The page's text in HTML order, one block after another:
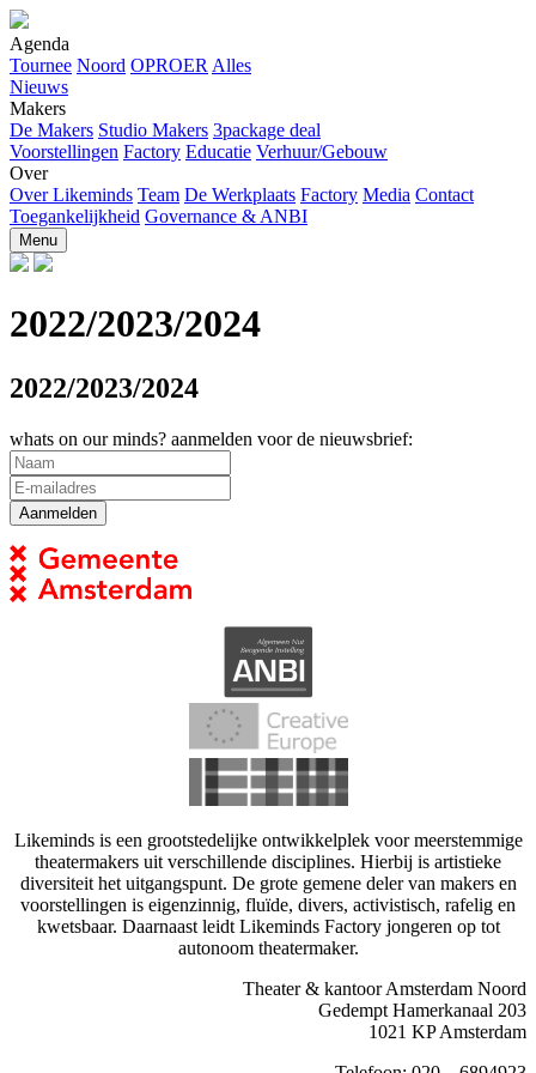
Agenda
Tournee Noord OPROER Alles
Nieuws
Makers
De Makers Studio Makers 3package deal
Voorstellingen Factory Educatie Verhuur/Gebouw
Over
Over Likeminds Team De Werkplaats Factory Media Contact
Toegankelijkheid Governance & ANBI
Menu
2022/2023/2024
2022/2023/2024
whats on our minds? aanmelden voor de nieuwsbrief:
Likeminds is een grootstedelijke ontwikkelplek voor meerstemmige
theatermakers uit verschillende disciplines. Hierbij is artistieke
diversiteit het uitgangspunt. De grote gemene deler van makers en
voorstellingen is eigenzinnig, fluïde, divers, activistisch, rafelig en
kwetsbaar. Daarnaast leidt Likeminds Factory jongeren op tot
autonoom theatermaker.
Theater & kantoor Amsterdam Noord
Gedempt Hamerkanaal 203
1021 KP Amsterdam